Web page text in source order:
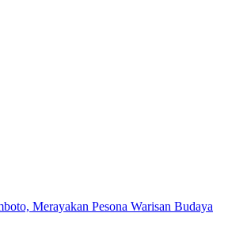
Merayakan Pesona Warisan Budaya